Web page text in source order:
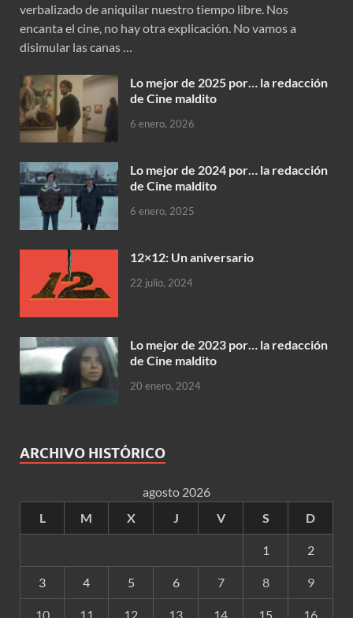
verbalizado de aniquilar nuestro tiempo libre. Nos
encanta el cine, no hay otra explicación. No vamos a
disimular las canas …
Lo mejor de 2025 por… la redacción
de Cine maldito
6 enero, 2026
Lo mejor de 2024 por… la redacción
de Cine maldito
6 enero, 2025
12×12: Un aniversario
22 julio, 2024
Lo mejor de 2023 por… la redacción
de Cine maldito
20 enero, 2024
ARCHIVO HISTÓRICO
agosto 2026
L
M X J V S D
1 2
3 4 5 6 7 8 9
10 11 12 13 14 15 16